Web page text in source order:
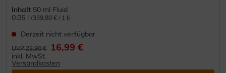
Inhalt 50 ml Fluid
0.05 l
(339,80 € / 1 l)
Derzeit nicht verfügbar
UVP 23,90 € 16,99 €
inkl. MwSt.
Versandkosten